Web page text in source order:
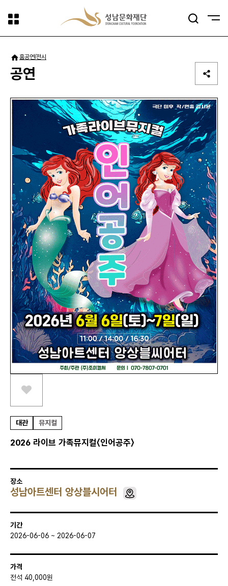
검색
홈공연/전시
공연
스크랩하기
대관 뮤지컬
2026 라이브 가족뮤지컬〈인어공주〉
장소
성남아트센터 앙상블시어터
기간
2026-06-06 ~ 2026-06-07
가격
전석 40,000원